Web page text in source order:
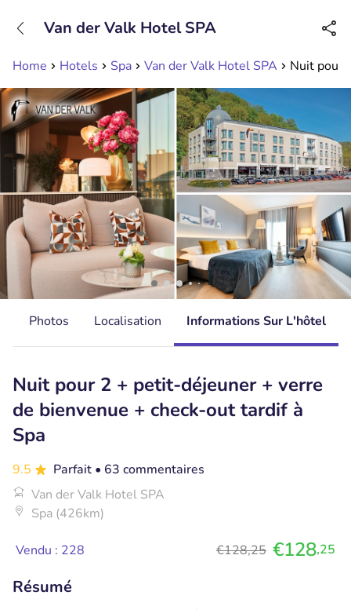
Disponible jusqu'à 23:00 heures
Home Hotels Spa Van der Valk Hotel SPA Nuit pour
Van der Valk Hotel SPA
Photos Localisation Informations Sur L'hôtel
Nuit pour 2 + petit-déjeuner + verre
de bienvenue + check-out tardif à
Spa
9.5 Parfait • 63 commentaires
Van der Valk Hotel SPA
Spa (426km)
Vendu : 228 €128,25 €128,25
Résumé